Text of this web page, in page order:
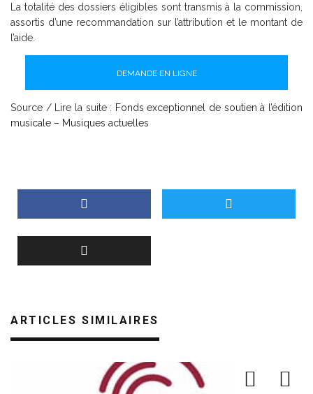
La totalité des dossiers éligibles sont transmis à la commission,
assortis d’une recommandation sur l’attribution et le montant de
l’aide.
DEMANDE EN LIGNE
Source / Lire la suite : Fonds exceptionnel de soutien à l’édition
musicale – Musiques actuelles
ARTICLES SIMILAIRES